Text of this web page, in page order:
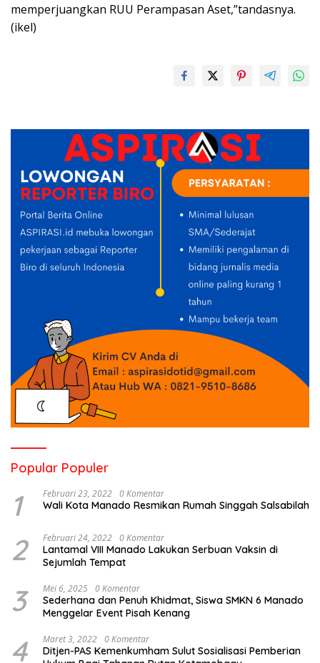
memperjuangkan RUU Perampasan Aset,”tandasnya.
(ikel)
Popular Populer
1 Februari 23, 2022 0 Komentar
Wali Kota Manado Resmikan Rumah Singgah Salsabilah
2 Februari 24, 2022 0 Komentar
Lantamal VIII Manado Lakukan Serbuan Vaksin di
Sejumlah Tempat
3 Mei 6, 2025 0 Komentar
Sederhana dan Penuh Khidmat, Siswa SMKN 6 Manado
Menggelar Event Pisah Kenang
4 Maret 3, 2022 0 Komentar
Ditjen-PAS Kemenkumham Sulut Sosialisasi Pemberian